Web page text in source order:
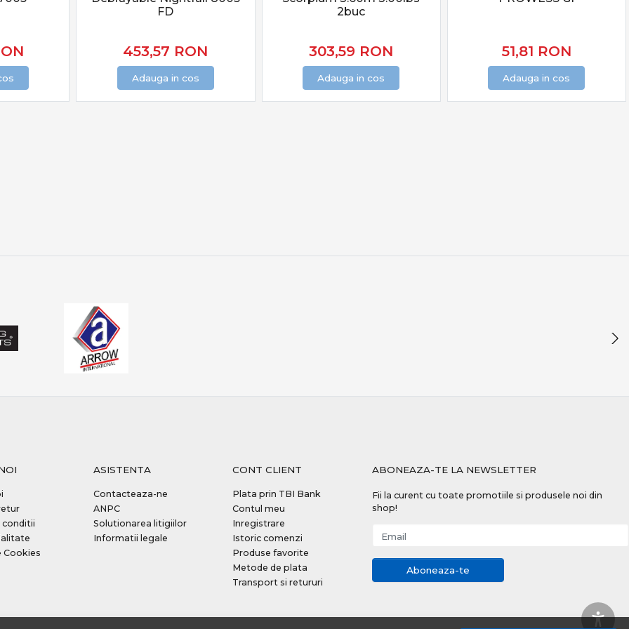
în funcție de activitatea peștilor
și protecția capturii
la crap:
memorabile, indiferent de locul sau condițiile de pescuit.
FD
453,57 RON
Adauga in cos
2buc
303,59 RON
Adauga in cos
51,81 RON
Adauga in cos
conditii
Cookies
ASISTENTA
Contacteaza-ne
ANPC
Solutionarea litigiilor
Informatii legale
CONT CLIENT
Plata prin TBI Bank
Contul meu
Inregistrare
Istoric comenzi
Produse favorite
Metode de plata
Transport si retururi
ABONEAZA-TE LA NEWSLETTER
Fii la curent cu toate promotiile si produsele noi din
shop!
Email
Aboneaza-te